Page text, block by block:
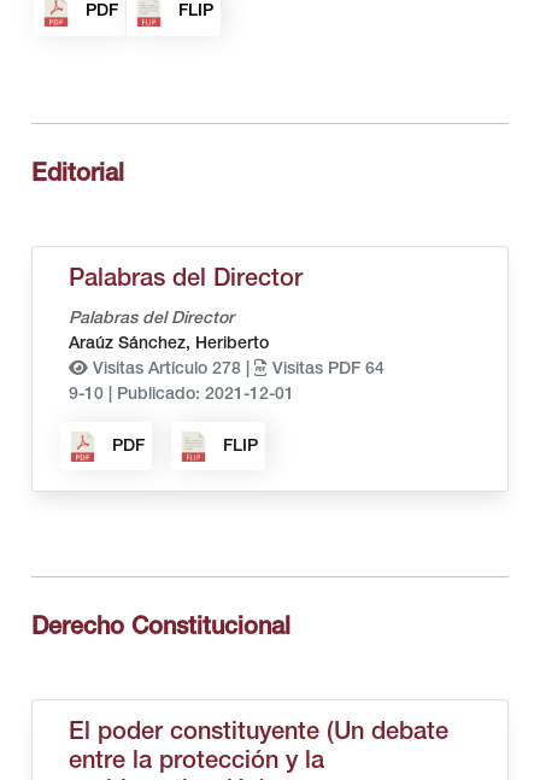
PDF FLIP
Editorial
Palabras del Director
Palabras del Director
Araúz Sánchez, Heriberto
Visitas Artículo 278 |
Visitas PDF 64
9-10
Publicado: 2021-12-01
PDF FLIP
Derecho Constitucional
El poder constituyente (Un debate
entre la protección y la